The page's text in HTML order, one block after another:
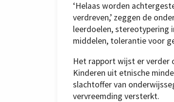
‘Helaas worden
verdreven,’ zeggen de
leerdoelen, stereotypering
middelen, tolerantie voor
Het rapport wijst er verder
Kinderen uit etnische
slachtoffer van
vervreemding versterkt.